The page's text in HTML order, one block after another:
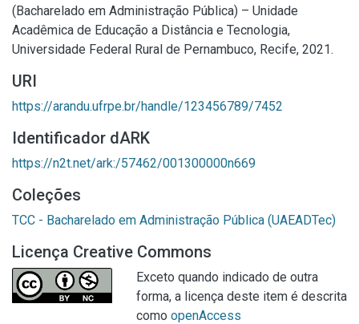
(Bacharelado em Administração Pública) – Unidade
Acadêmica de Educação a Distância e Tecnologia,
Universidade Federal Rural de Pernambuco, Recife, 2021.
URI
https://arandu.ufrpe.br/handle/123456789/7452
Identificador dARK
https://n2t.net/ark:/57462/001300000n669
Coleções
TCC - Bacharelado em Administração Pública (UAEADTec)
Licença Creative Commons
Exceto quando indicado de outra
forma, a licença deste item é descrita
como openAccess